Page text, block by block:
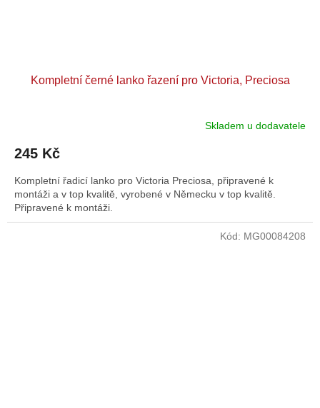
Kompletní černé lanko řazení pro Victoria, Preciosa
Skladem u dodavatele
245 Kč
Kompletní řadicí lanko pro Victoria Preciosa, připravené k
montáži a v top kvalitě, vyrobené v Německu v top kvalitě.
Připravené k montáži.
Kód: MG00084208